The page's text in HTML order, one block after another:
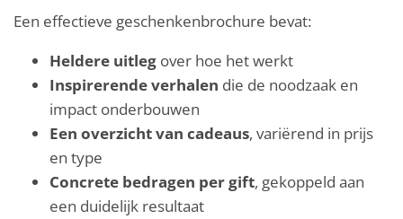
Een effectieve geschenkenbrochure bevat:
Heldere uitleg over hoe het werkt
Inspirerende verhalen die de noodzaak en
impact onderbouwen
Een overzicht van cadeaus, variërend in prijs
en type
Concrete bedragen per gift, gekoppeld aan
een duidelijk resultaat